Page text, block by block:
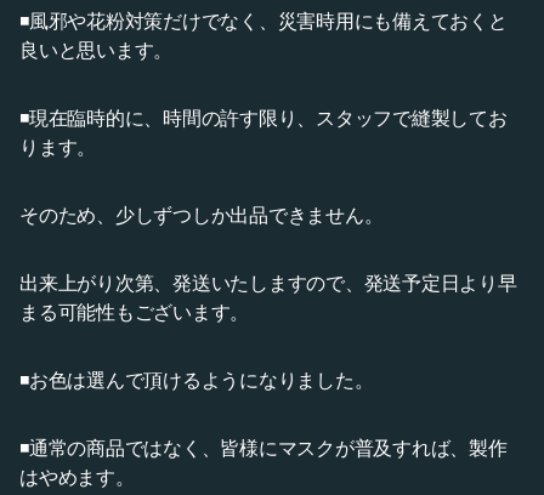
◾️風邪や花粉対策だけでなく、災害時用にも備えておくと
良いと思います。
◾️現在臨時的に、時間の許す限り、スタッフで縫製してお
ります。
そのため、少しずつしか出品できません。
出来上がり次第、発送いたしますので、発送予定日より早
まる可能性もございます。
◾️お色は選んで頂けるようになりました。
◾️通常の商品ではなく、皆様にマスクが普及すれば、製作
はやめます。